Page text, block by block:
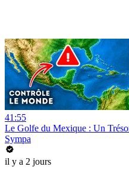
41:55
Le Golfe du Mexique : Un
Sympa
il y a 2 jours